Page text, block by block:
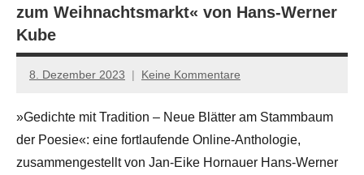
zum Weihnachtsmarkt« von Hans-Werner
Kube
8. Dezember 2023
Jan-
Hornauer
für
dasgedichtblog
Keine Kommentare
»Gedichte mit Tradition – Neue Blätter am Stammbaum
der Poesie«: eine fortlaufende Online-Anthologie,
zusammengestellt von Jan-Eike Hornauer Hans-Werner